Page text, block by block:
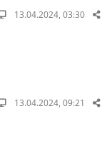
13.04.2024, 03:30
13.04.2024, 09:21